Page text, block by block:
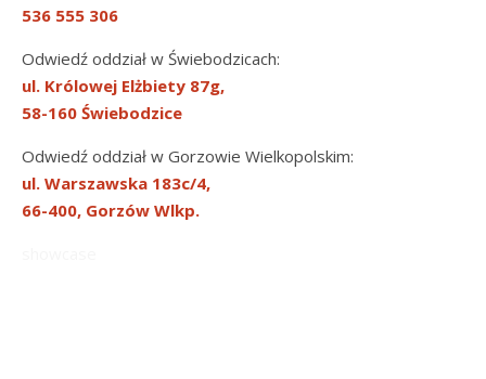
536 555 306
Odwiedź oddział w Świebodzicach:
ul. Królowej Elżbiety 87g,
58-160 Świebodzice
Odwiedź oddział w Gorzowie Wielkopolskim:
ul. Warszawska 183c/4,
66-400, Gorzów Wlkp.